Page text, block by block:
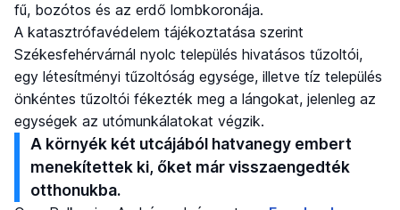
fű, bozótos és az erdő lombkoronája.
A katasztrófavédelem tájékoztatása szerint
Székesfehérvárnál nyolc település hivatásos tűzoltói,
egy létesítményi tűzoltóság egysége, illetve tíz település
önkéntes tűzoltói fékezték meg a lángokat, jelenleg az
egységek az utómunkálatokat végzik.
A környék két utcájából hatvanegy embert
menekítettek ki, őket már visszaengedték
otthonukba.